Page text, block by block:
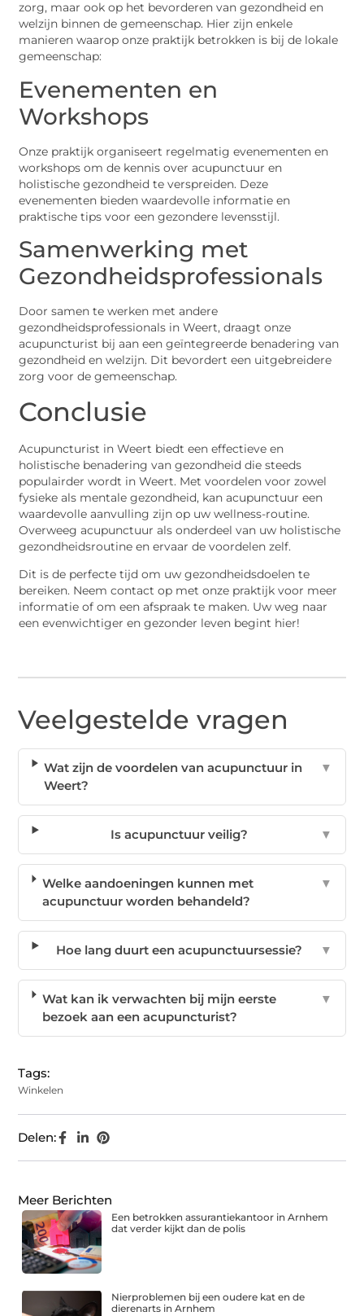
zorg, maar ook op het bevorderen van gezondheid en
welzijn binnen de gemeenschap. Hier zijn enkele
manieren waarop onze praktijk betrokken is bij de lokale
gemeenschap:
Evenementen en
Workshops
Onze praktijk organiseert regelmatig evenementen en
workshops om de kennis over acupunctuur en
holistische gezondheid te verspreiden. Deze
evenementen bieden waardevolle informatie en
praktische tips voor een gezondere levensstijl.
Samenwerking met
Gezondheidsprofessionals
Door samen te werken met andere
gezondheidsprofessionals in Weert, draagt onze
acupuncturist bij aan een geïntegreerde benadering van
gezondheid en welzijn. Dit bevordert een uitgebreidere
zorg voor de gemeenschap.
Conclusie
Acupuncturist in Weert biedt een effectieve en
holistische benadering van gezondheid die steeds
populairder wordt in Weert. Met voordelen voor zowel
fysieke als mentale gezondheid, kan acupunctuur een
waardevolle aanvulling zijn op uw wellness-routine.
Overweeg acupunctuur als onderdeel van uw holistische
gezondheidsroutine en ervaar de voordelen zelf.
Dit is de perfecte tijd om uw gezondheidsdoelen te
bereiken. Neem contact op met onze praktijk voor meer
informatie of om een afspraak te maken. Uw weg naar
een evenwichtiger en gezonder leven begint hier!
Veelgestelde vragen
Wat zijn de voordelen van acupunctuur in
Weert?
▼
Is acupunctuur veilig? ▼
Welke aandoeningen kunnen met
acupunctuur worden behandeld?
▼
Hoe lang duurt een acupunctuursessie? ▼
Wat kan ik verwachten bij mijn eerste
bezoek aan een acupuncturist?
▼
Tags:
Winkelen
Delen:
Meer Berichten
Een betrokken assurantiekantoor in Arnhem
dat verder kijkt dan de polis
Nierproblemen bij een oudere kat en de
dierenarts in Arnhem